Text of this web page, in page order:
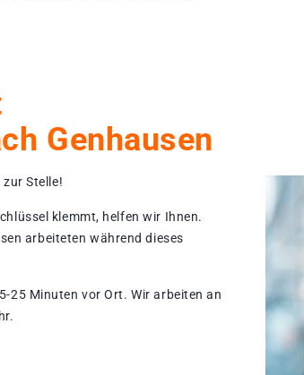
Genhausen
Stelle!
klemmt, helfen wir Ihnen.
arbeiteten während dieses
25 Minuten vor Ort. Wir arbeiten an